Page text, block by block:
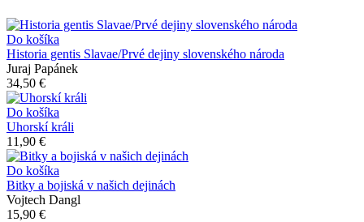
Do košíka
Historia gentis Slavae/Prvé dejiny slovenského národa
Juraj Papánek
34,50 €
Do košíka
Uhorskí králi
11,90 €
Do košíka
Bitky a bojiská v našich dejinách
Vojtech Dangl
15,90 €